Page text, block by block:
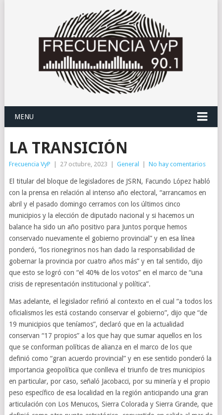
MENU
LA TRANSICIÓN
Frecuencia VyP 27 octubre, 2023 General No hay comentarios
El titular del bloque de legisladores de JSRN, Facundo López habló
con la prensa en relación al intenso año electoral, “arrancamos en
abril y el pasado domingo cerramos con los últimos cinco
municipios y la elección de diputado nacional y si hacemos un
balance ha sido un año positivo para Juntos porque hemos
conservado nuevamente el gobierno provincial” y en esa línea
ponderó, “los rionegrinos nos han dado la responsabilidad de
gobernar la provincia por cuatro años más” y en tal sentido, dijo
que esto se logró con “el 40% de los votos” en el marco de “una
crisis de representación institucional y política”.
Mas adelante, el legislador refirió al contexto en el cual “a todos los
oficialismos les está costando conservar el gobierno”, dijo que “de
19 municipios que teníamos”, declaró que en la actualidad
conservan “17 propios” a los que hay que sumar aquellos en los
que se conforman políticas de alianza en el marco de los que
definió como “gran acuerdo provincial” y en ese sentido ponderó la
importancia geopolítica que conlleva el triunfo de tres municipios
en particular, por caso, señaló Jacobacci, por su minería y el propio
peso específico de esa localidad en la región anticipando una gran
articulación con Los Menucos, Sierra Colorada y Sierra Grande, que